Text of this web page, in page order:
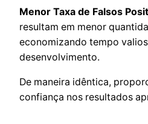
Menor Taxa de Falsos
resultam em menor
economizando tempo
desenvolvimento.
De maneira idêntica,
confiança nos resultados